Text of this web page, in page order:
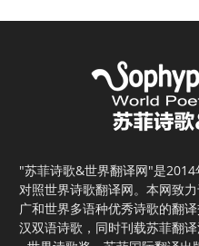
"苏菲诗歌&世界翻译网"是
对照世界诗歌翻译网。本网致
广和世界多语种优秀诗歌的翻
汉双语诗歌，同时刊载苏菲翻